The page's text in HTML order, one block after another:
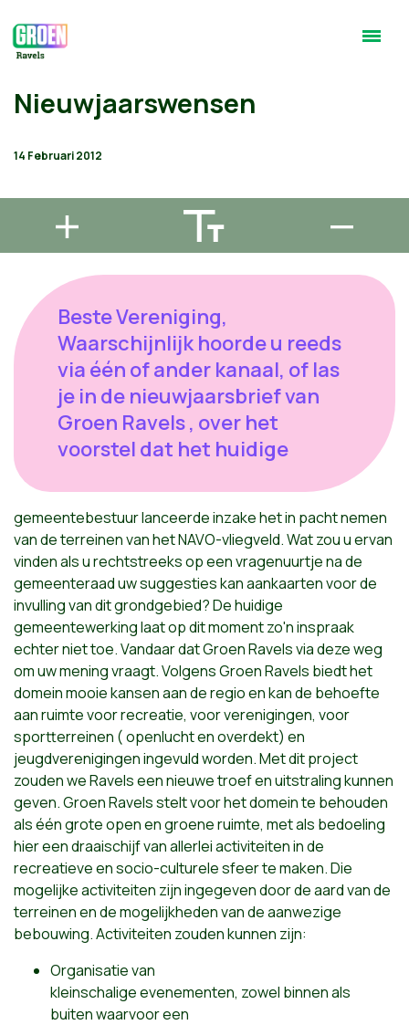
Nieuwjaarswensen
14 Februari 2012
Beste Vereniging,
Waarschijnlijk hoorde u reeds
via één of ander kanaal, of las
je in de nieuwjaarsbrief van
Groen Ravels , over het
voorstel dat het huidige
gemeentebestuur lanceerde inzake het in pacht nemen
van de terreinen van het NAVO-vliegveld. Wat zou u ervan
vinden als u rechtstreeks op een vragenuurtje na de
gemeenteraad uw suggesties kan aankaarten voor de
invulling van dit grondgebied? De huidige
gemeentewerking laat op dit moment zo'n inspraak
echter niet toe. Vandaar dat Groen Ravels via deze weg
om uw mening vraagt. Volgens Groen Ravels biedt het
domein mooie kansen aan de regio en kan de behoefte
aan ruimte voor recreatie, voor verenigingen, voor
sportterreinen ( openlucht en overdekt) en
jeugdverenigingen ingevuld worden. Met dit project
zouden we Ravels een nieuwe troef en uitstraling kunnen
geven. Groen Ravels stelt voor het domein te behouden
als één grote open en groene ruimte, met als bedoeling
hier een draaischijf van allerlei activiteiten in de
recreatieve en socio-culturele sfeer te maken. Die
mogelijke activiteiten zijn ingegeven door de aard van de
terreinen en de mogelijkheden van de aanwezige
bebouwing. Activiteiten zouden kunnen zijn:
Organisatie van
kleinschalige evenementen, zowel binnen als
buiten waarvoor een